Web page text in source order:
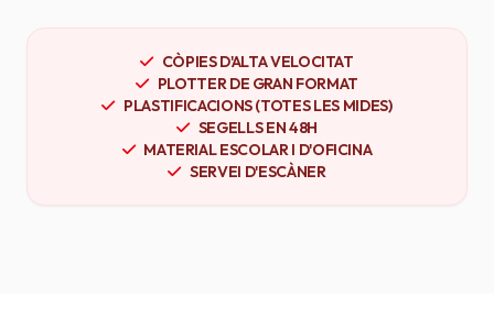
CÒPIES D'ALTA VELOCITAT
PLOTTER DE GRAN FORMAT
PLASTIFICACIONS (TOTES LES MIDES)
SEGELLS EN 48H
MATERIAL ESCOLAR I D'OFICINA
SERVEI D'ESCÀNER